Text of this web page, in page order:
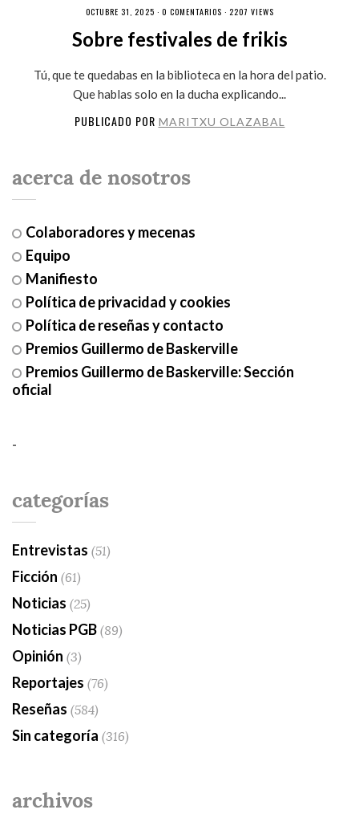
OCTUBRE 31, 2025 · 0 COMENTARIOS · 2207 VIEWS
Sobre festivales de frikis
Tú, que te quedabas en la biblioteca en la hora del patio.
Que hablas solo en la ducha explicando...
PUBLICADO POR MARITXU OLAZABAL
acerca de nosotros
Colaboradores y mecenas
Equipo
Manifiesto
Política de privacidad y cookies
Política de reseñas y contacto
Premios Guillermo de Baskerville
Premios Guillermo de Baskerville: Sección
oficial
-
categorías
Entrevistas (51)
Ficción (61)
Noticias (25)
Noticias PGB(89)
Opinión (3)
Reportajes (76)
Reseñas (584)
Sin categoría (316)
archivos